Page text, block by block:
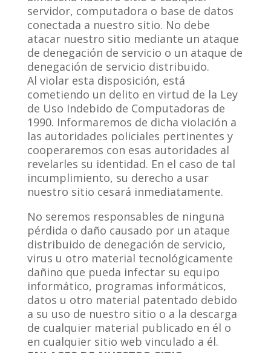
servidor, computadora o base de datos
conectada a nuestro sitio. No debe
atacar nuestro sitio mediante un ataque
de denegación de servicio o un ataque de
denegación de servicio distribuido.
Al violar esta disposición, está
cometiendo un delito en virtud de la Ley
de Uso Indebido de Computadoras de
1990. Informaremos de dicha violación a
las autoridades policiales pertinentes y
cooperaremos con esas autoridades al
revelarles su identidad. En el caso de tal
incumplimiento, su derecho a usar
nuestro sitio cesará inmediatamente.
No seremos responsables de ninguna
pérdida o daño causado por un ataque
distribuido de denegación de servicio,
virus u otro material tecnológicamente
dañino que pueda infectar su equipo
informático, programas informáticos,
datos u otro material patentado debido
a su uso de nuestro sitio o a la descarga
de cualquier material publicado en él o
en cualquier sitio web vinculado a él.